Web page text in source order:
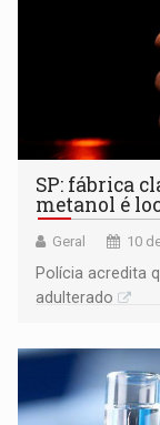
SP: fábrica
metanol é
Geral 10
Polícia acredita
adulterado